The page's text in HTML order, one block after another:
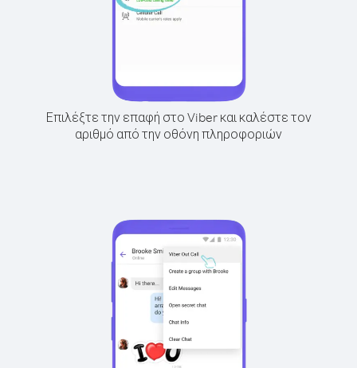
Επιλέξτε την επαφή στο Viber και καλέστε τον
αριθμό από την οθόνη πληροφοριών